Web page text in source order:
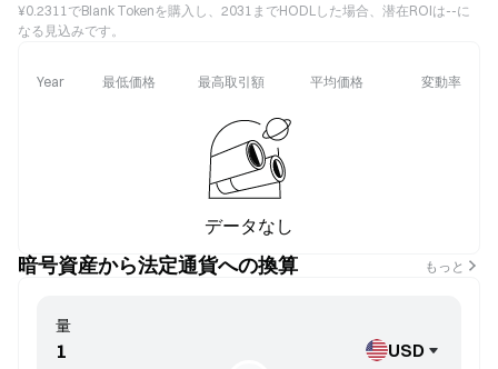
¥0.2311でBlank Tokenを購入し、2031までHODLした場合、潜在ROIは--に
なる見込みです。
Year 最低価格 最高取引額 平均価格 変動率
データなし
暗号資産から法定通貨への換算 もっと
量
USD